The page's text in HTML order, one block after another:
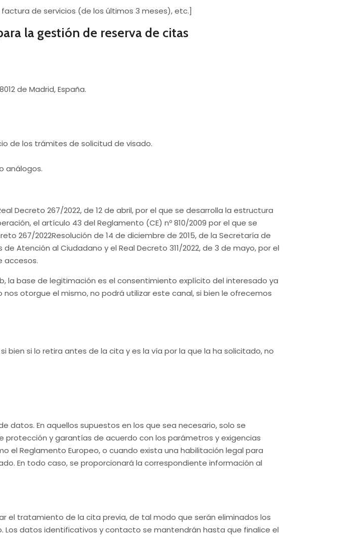
de servicios (de los últimos 3 meses), etc.]
la gestión de reserva de citas
de Madrid, España.
de los trámites de solicitud de visado.
análogos.
Decreto 267/2022, de 12 de abril, por el que se desarrolla la estructura
el artículo 43 del Reglamento (CE) nº 810/2009 por el que se
267/2022Resolución de 14 de diciembre de 2015, de la Secretaría de
Atención al Ciudadano y el Real Decreto 311/2022, de 3 de mayo, por el
accesos.
la base de legitimación es el consentimiento explícito del interesado ya
otorgue el mismo, no podrá utilizar este canal, si bien le ofrecemos
si lo retira antes de la cita y es la vía por la que la ha solicitado, no
datos. En aquellos supuestos en los que sea necesario, solo se
y garantías de acuerdo con los parámetros y exigencias
Reglamento Europeo, o cuando exista una habilitación legal para
En todo caso, se proporcionará la correspondiente información al
el tratamiento de la cita previa, de tal modo que serán eliminados los
datos identificativos y contacto se mantendrán hasta que finalice el